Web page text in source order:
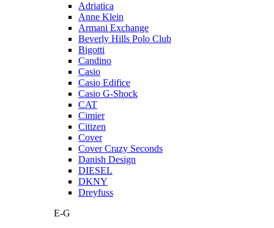
Adriatica
Anne Klein
Armani Exchange
Beverly Hills Polo Club
Bigotti
Candino
Casio
Casio Edifice
Casio G-Shock
CAT
Cimier
Citizen
Cover
Cover Crazy Seconds
Danish Design
DIESEL
DKNY
Dreyfuss
E-G